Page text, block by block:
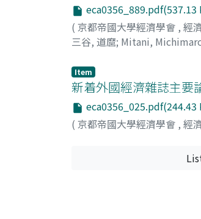
eca0356_889.pdf(537.13
( 京都帝國大學經濟學會 , 經
三谷, 道麿; Mitani,
Item
新着外國經濟雜誌主要
eca0356_025.pdf(244.43
( 京都帝國大學經濟學會 , 經